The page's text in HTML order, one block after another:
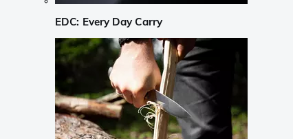
EDC: Every Day Carry